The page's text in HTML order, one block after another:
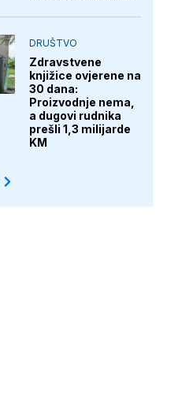
DRUŠTVO
Zdravstvene
knjižice ovjerene na
30 dana:
Proizvodnje nema,
a dugovi rudnika
prešli 1,3 milijarde
KM